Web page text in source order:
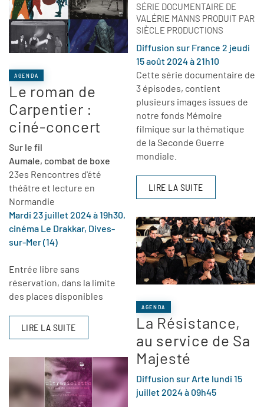
AGENDA
Le roman de
Carpentier :
ciné-concert
Sur le fil
Aumale, combat de boxe
23es Rencontres d'été
théâtre et lecture en
Normandie
Mardi 23 juillet 2024 à 19h30,
cinéma Le Drakkar, Dives-
sur-Mer (14)
Entrée libre sans
réservation, dans la limite
des places disponibles
LIRE LA SUITE
SÉRIE DOCUMENTAIRE DE
VALÉRIE MANNS PRODUIT PAR
SIÈCLE PRODUCTIONS
Diffusion sur France 2 jeudi
15 août 2024 à 21h10
Cette série documentaire de
3 épisodes, contient
plusieurs images issues de
notre fonds Mémoire
filmique sur la thématique
de la Seconde Guerre
mondiale.
LIRE LA SUITE
AGENDA
La Résistance,
au service de Sa
Majesté
Diffusion sur Arte lundi 15
juillet 2024 à 09h45